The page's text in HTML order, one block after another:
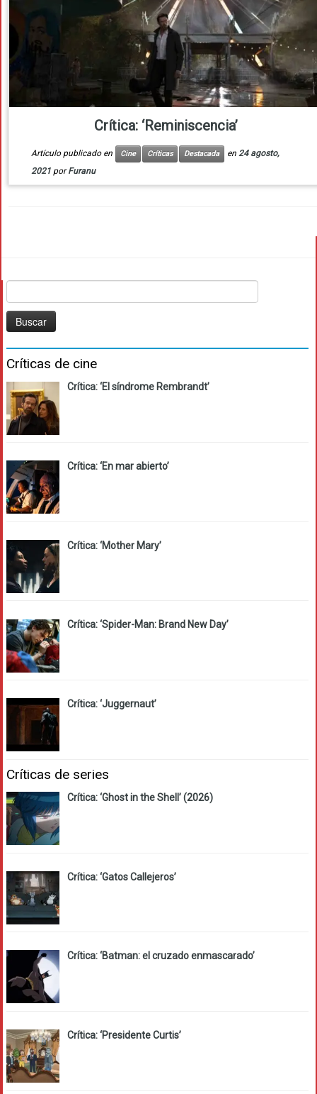
Crítica: ‘Reminiscencia’
Artículo publicado en Cine Críticas Destacada en 24 agosto,
2021 porFuranu
Críticas de cine
Crítica: ‘El síndrome Rembrandt’
Crítica: ‘En mar abierto’
Crítica: ‘Mother Mary’
Crítica: ‘Spider-Man: Brand New Day’
Crítica: ‘Juggernaut’
Críticas de series
Crítica: ‘Ghost in the Shell’ (2026)
Crítica: ‘Gatos Callejeros’
Crítica: ‘Batman: el cruzado enmascarado’
Crítica: ‘Presidente Curtis’